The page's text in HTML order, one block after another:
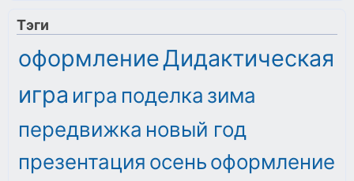
Тэги
оформлениеДидактическая
игра игра поделка зима
передвижка новый год
презентация осеньоформление